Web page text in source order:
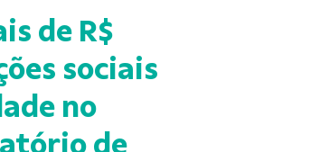
de R$
sociais
no
de